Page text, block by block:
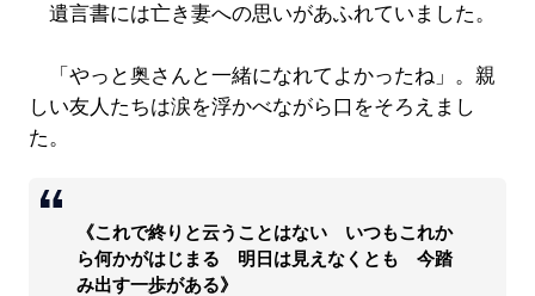
遺言書には亡き妻への思いがあふれていました。
「やっと奥さんと一緒になれてよかったね」。親
しい友人たちは涙を浮かべながら口をそろえまし
た。
《これで終りと云うことはない いつもこれか
ら何かがはじまる 明日は見えなくとも 今踏
み出す一歩がある》